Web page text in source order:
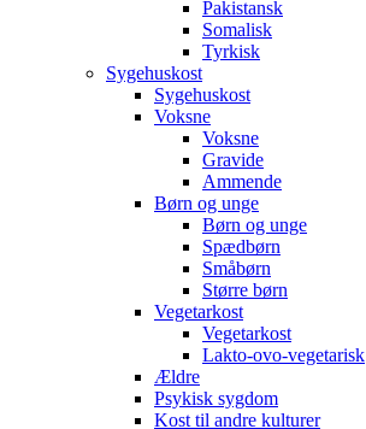
Pakistansk
Somalisk
Tyrkisk
Sygehuskost
Sygehuskost
Voksne
Voksne
Gravide
Ammende
Børn og unge
Børn og unge
Spædbørn
Småbørn
Større børn
Vegetarkost
Vegetarkost
Lakto-ovo-vegetarisk
Ældre
Psykisk sygdom
Kost til andre kulturer